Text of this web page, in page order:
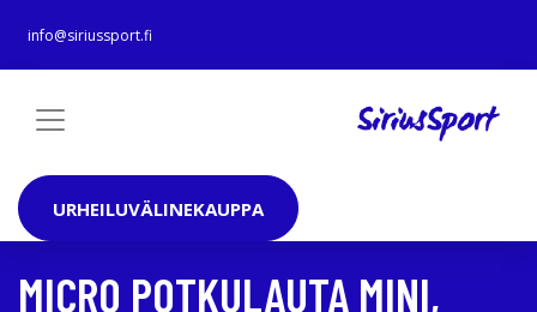
info@siriussport.fi
URHEILUVÄLINEKAUPPA
MICRO POTKULAUTA MINI,